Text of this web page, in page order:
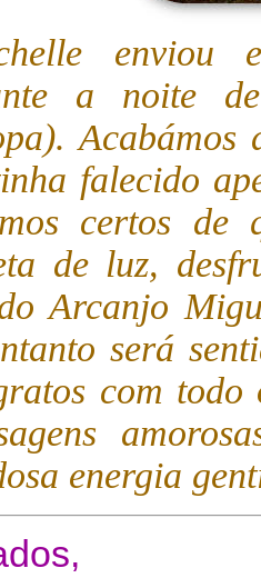
enviou
a noite
Acabámos
falecido
certos
de luz,
Arcanjo
será
com todo
energia